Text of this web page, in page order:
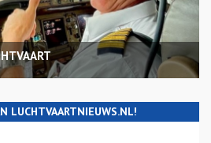
LUCHTVAARTNIEUWS.NL!